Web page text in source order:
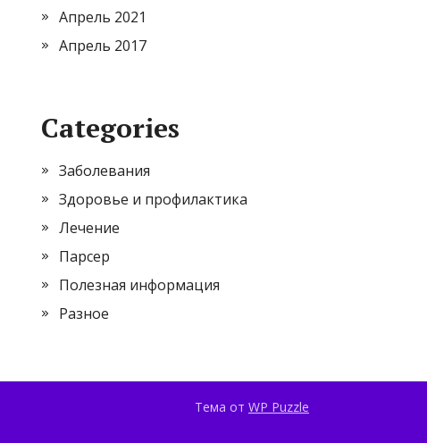
Апрель 2021
Апрель 2017
Categories
Заболевания
Здоровье и профилактика
Лечение
Парсер
Полезная информация
Разное
Тема от WP Puzzle